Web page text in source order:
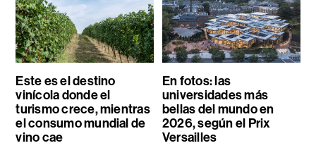
Este es el destino
vinícola donde el
turismo crece, mientras
el consumo mundial de
vino cae
En fotos: las
universidades más
bellas del mundo en
2026, según el Prix
Versailles